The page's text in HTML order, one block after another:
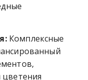
Комплексные